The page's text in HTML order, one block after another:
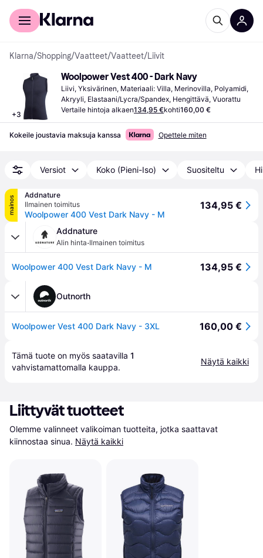
Kuluttajille
Klarna/Shopping/Vaatteet/Vaatteet/Liivit
+3
Woolpower Vest 400 - Dark Navy
Liivi, Yksivärinen, Materiaali: Villa, Merinovilla, Polyamidi,
Akryyli, Elastaani/Lycra/Spandex, Hengittävä, Vuorattu
Vertaile hintoja alkaen134,95 €kohti160,00 €
Kokeile joustavia maksuja kanssa Opettele miten
Versiot Koko (Pieni-Iso) Suositeltu
mainos
Addnature
Ilmainen toimitus
Woolpower 400 Vest Dark Navy - M
134,95 €
Addnature
Alin hinta·Ilmainen toimitus
Woolpower 400 Vest Dark Navy - M 134,95 €
Outnorth
Woolpower Vest 400 Dark Navy - 3XL 160,00 €
Tämä tuote on myös saatavilla 1
vahvistamattomalla kauppa.
Näytä kaikki
Liittyvät tuotteet
Olemme valinneet valikoiman tuotteita, jotka saattavat
kiinnostaa sinua. Näytä kaikki